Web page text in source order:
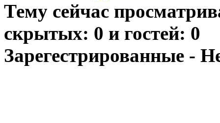
Тему сейчас
скрытых: 0 и гостей: 0
Зарегестрированные -